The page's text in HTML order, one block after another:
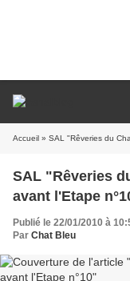
Accueil » SAL "Rêveries du
SAL "Rêveries
avant l'Etape
Publié le 22/01/2010 à
Par Chat Bleu